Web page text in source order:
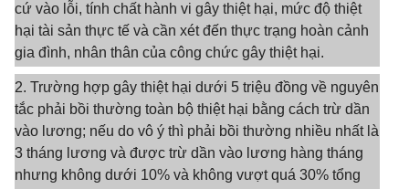
cứ vào lỗi, tính chất hành vi gây thiệt hại, mức độ thiệt
hại tài sản thực tế và cần xét đến thực trạng hoàn cảnh
gia đình, nhân thân của công chức gây thiệt hại.
2. Trường hợp gây thiệt hại dưới 5 triệu đồng về nguyên
tắc phải bồi thường toàn bộ thiệt hại bằng cách trừ dần
vào lương; nếu do vô ý thì phải bồi thường nhiều nhất là
3 tháng lương và được trừ dần vào lương hàng tháng
nhưng không dưới 10% và không vượt quá 30% tổng